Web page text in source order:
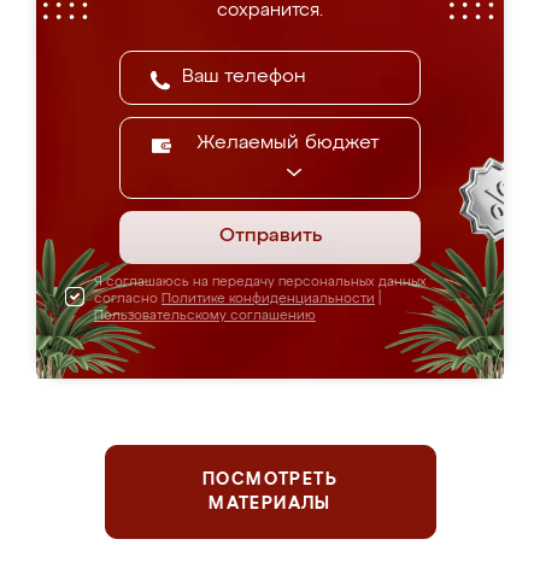
сохранится.
Желаемый бюджет
Отправить
Я соглашаюсь на передачу персональных данных
согласно Политике конфиденциальности
Пользовательскому соглашению
ПОСМОТРЕТЬ
МАТЕРИАЛЫ